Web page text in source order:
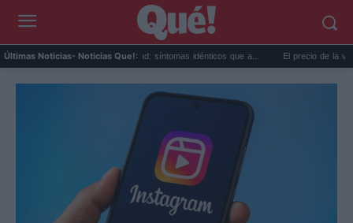
Últimas Noticias- Noticias Que!:
Calor extremo y ansiedad: síntomas idénticos que a... El precio de la vivienda